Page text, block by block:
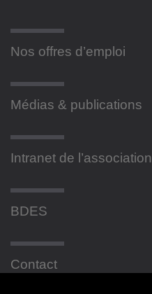
Nos offres d’emploi
Médias & publications
Intranet de l’association
BDES
Contact